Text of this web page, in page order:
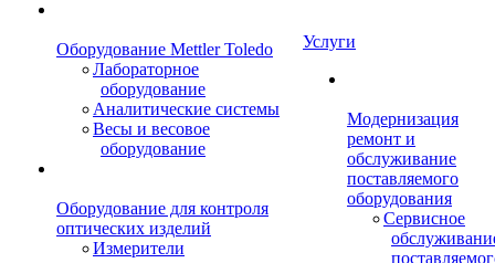
Оборудование Mettler Toledo
Лабораторное
оборудование
Аналитические системы
Весы и весовое
оборудование
Оборудование для контроля
оптических изделий
Измерители
Услуги
Модернизация
ремонт и
обслуживание
поставляемого
оборудования
Сервисное